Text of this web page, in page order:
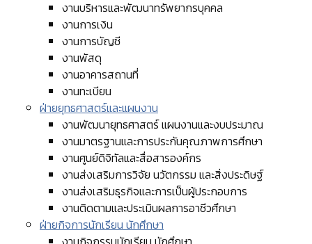
งานบริหารและพัฒนาทรัพยากรบุคคล
งานการเงิน
งานการบัญชี
งานพัสดุ
งานอาคารสถานที่
งานทะเบียน
ฝ่ายยุทธศาสตร์และแผนงาน
งานพัฒนายุทธศาสตร์ แผนงานและงบประมาณ
งานมาตรฐานและการประกันคุณภาพการศึกษา
งานศูนย์ดิจิทัลและสื่อสารองค์กร
งานส่งเสริมการวิจัย นวัตกรรม และสิ่งประดิษฐ์
งานส่งเสริมธุรกิจและการเป็นผู้ประกอบการ
งานติดตามและประเมินผลการอาชีวศึกษา
ฝ่ายกิจการนักเรียน นักศึกษา